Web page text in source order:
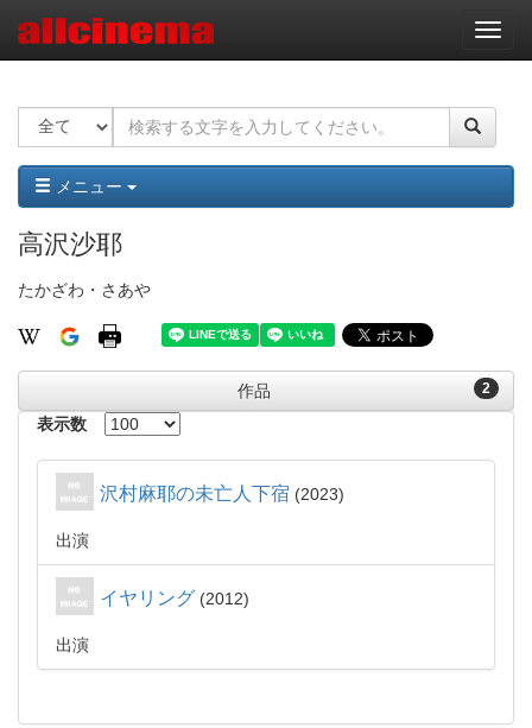
ナ
ビ
ー
ョ
ン
メニュー
高沢沙耶
たかざわ・さあや
2
作品
表示数
沢村麻耶の未亡人下宿 2023
出演
イヤリング 2012
出演